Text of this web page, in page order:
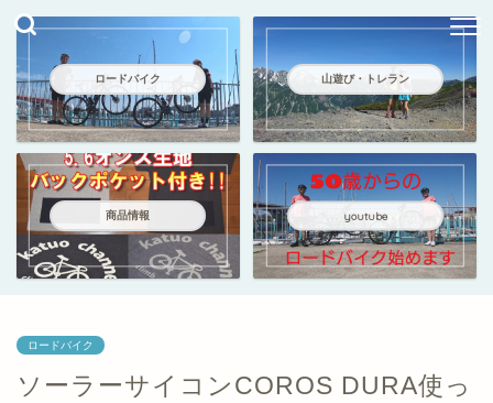
ロードバイク 山遊び・トレラン
商品情報 youtube
ロードバイク
ソーラーサイコンCOROS DURA使っ